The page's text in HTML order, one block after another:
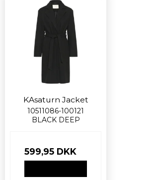
KAsaturn Jacket
10511086-100121
BLACK DEEP
599,95 DKK